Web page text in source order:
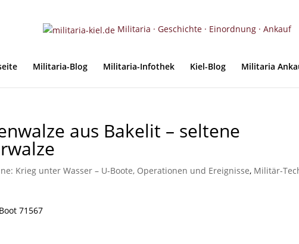
Militaria · Geschichte · Einordnung · Ankauf
Militaria-Blog Militaria-Infothek Kiel-Blog Militaria
aus Bakelit – seltene
Krieg unter Wasser – U-Boote, Operationen und Ereignisse, Militär-